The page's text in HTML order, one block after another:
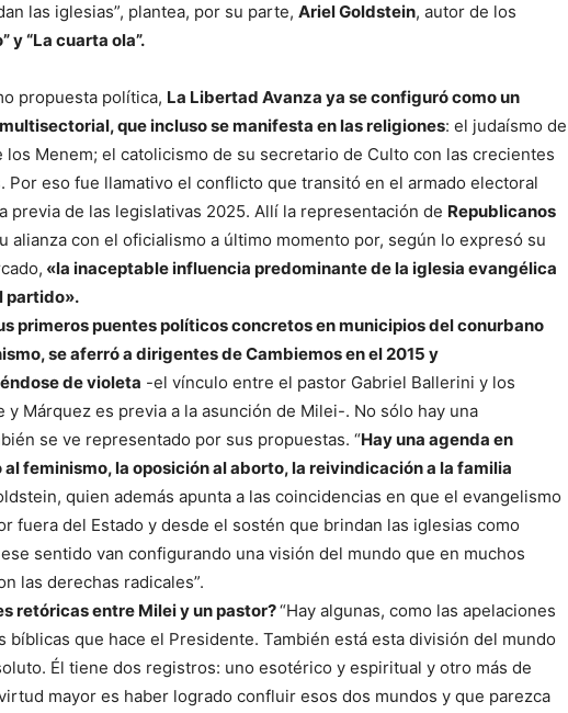
las iglesias”, plantea, por su parte, Ariel Goldstein, autor de los
y “La cuarta ola”.
propuesta política, La Libertad Avanza ya se configuró como un
que incluso se manifesta en las religiones: el judaísmo de
los Menem; el catolicismo de su secretario de Culto con las crecientes
Por eso fue llamativo el conflicto que transitó en el armado electoral
previa de las legislativas 2025. Allí la representación de Republicanos
alianza con el oficialismo a último momento por, según lo expresó su
«la inaceptable influencia predominante de la iglesia evangélica
partido».
primeros puentes políticos concretos en municipios del conurbano
se aferró a dirigentes de Cambiemos en el 2015 y
de violeta -el vínculo entre el pastor Gabriel Ballerini y los
Márquez es previa a la asunción de Milei-. No sólo hay una
se ve representado por sus propuestas. “Hay una agenda en
feminismo, la oposición al aborto, la reivindicación a la familia
quien además apunta a las coincidencias en que el evangelismo
fuera del Estado y desde el sostén que brindan las iglesias como
sentido van configurando una visión del mundo que en muchos
las derechas radicales”.
retóricas entre Milei y un pastor?“Hay algunas, como las apelaciones
bíblicas que hace el Presidente. También está esta división del mundo
Él tiene dos registros: uno esotérico y espiritual y otro más de
mayor es haber logrado confluir esos dos mundos y que parezca